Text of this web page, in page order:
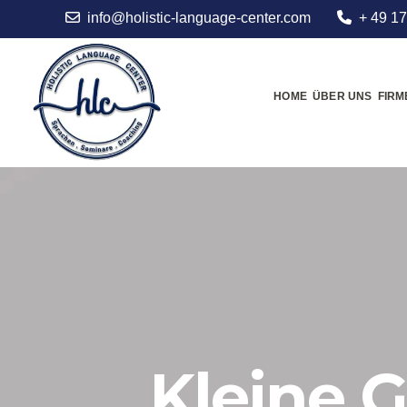
info@holistic-language-center.com + 49
HOME ÜBER UNS